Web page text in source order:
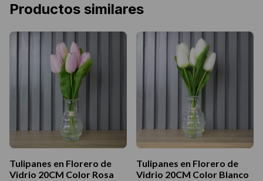
Productos similares
Tulipanes en Florero de
Vidrio 20CM Color Rosa
Tulipanes en Florero de
Vidrio 20CM Color Blanco